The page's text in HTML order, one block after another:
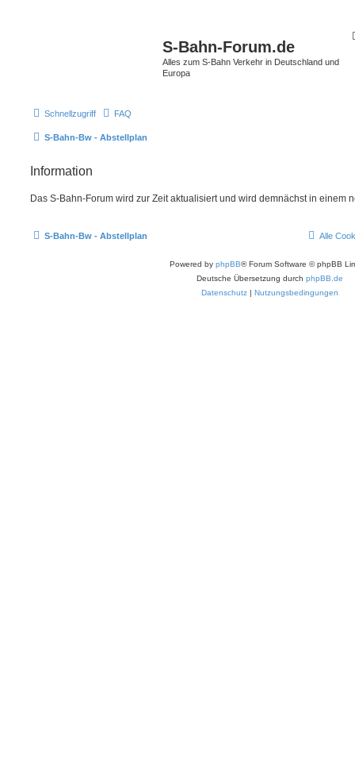
S-Bahn-Forum.de
Alles zum S-Bahn Verkehr in Deutschland und
Europa
Schnellzugriff FAQ
S-Bahn-Bw - Abstellplan
Information
Das S-Bahn-Forum wird zur Zeit aktualisiert und wird demnächst in einem
S-Bahn-Bw - Abstellplan Alle
Powered by phpBB® Forum Software © phpBB
Deutsche Übersetzung durch phpBB.de
Datenschutz | Nutzungsbedingungen